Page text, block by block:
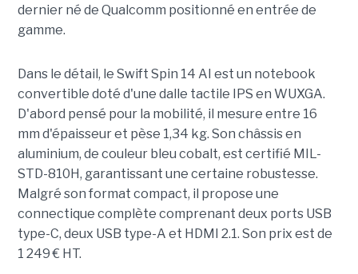
dernier né de Qualcomm positionné en entrée de
gamme.
Dans le détail, le Swift Spin 14 AI est un notebook
convertible doté d'une dalle tactile IPS en WUXGA.
D'abord pensé pour la mobilité, il mesure entre 16
mm d'épaisseur et pèse 1,34 kg. Son châssis en
aluminium, de couleur bleu cobalt, est certifié MIL-
STD-810H, garantissant une certaine robustesse.
Malgré son format compact, il propose une
connectique complète comprenant deux ports USB
type-C, deux USB type-A et HDMI 2.1. Son prix est de
1 249 € HT.